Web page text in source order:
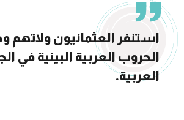
استنفر العثمانيون ولاتهم
الحروب العربية البينية في
العربية.